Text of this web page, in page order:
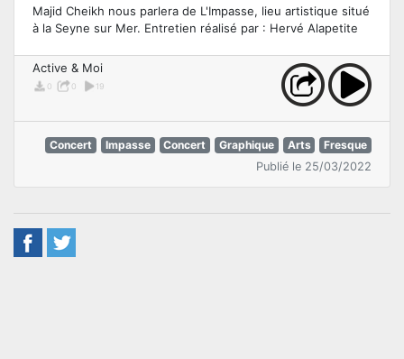
Majid Cheikh nous parlera de L'Impasse, lieu artistique situé
à la Seyne sur Mer. Entretien réalisé par : Hervé Alapetite
Active & Moi
0 0 19
Concert Impasse Concert Graphique Arts
Fresque
Publié le 25/03/2022